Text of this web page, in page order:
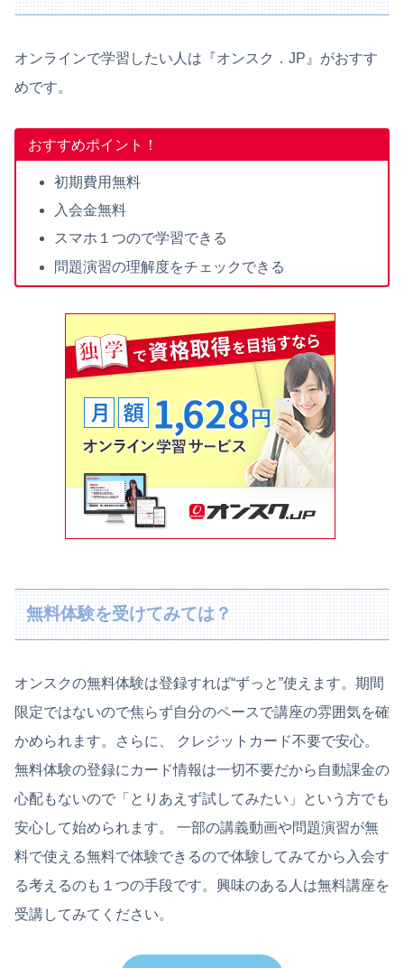
オンラインで学習したい人は『オンスク．JP』がおすす
めです。
おすすめポイント！
初期費用無料
入会金無料
スマホ１つので学習できる
問題演習の理解度をチェックできる
無料体験を受けてみては？
オンスクの無料体験は登録すれば“ずっと”使えます。期間
限定ではないので焦らず自分のペースで講座の雰囲気を確
かめられます。さらに、 クレジットカード不要で安心。
無料体験の登録にカード情報は一切不要だから自動課金の
心配もないので「とりあえず試してみたい」という方でも
安心して始められます。 一部の講義動画や問題演習が無
料で使える無料で体験できるので体験してみてから入会す
る考えるのも１つの手段です。興味のある人は無料講座を
受講してみてください。